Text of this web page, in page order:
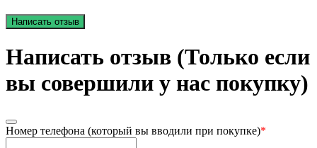
Написать отзыв
Написать отзыв (Только если
вы совершили у нас покупку)
Номер телефона (который вы вводили при покупке)*